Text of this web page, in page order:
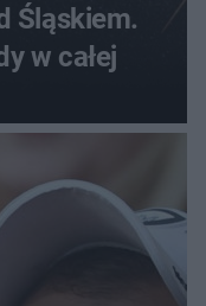
Śląskiem.
w całej